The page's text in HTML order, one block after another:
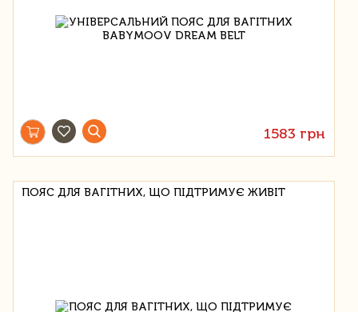
1583 грн
ПОЯС ДЛЯ ВАГІТНИХ, ЩО ПІДТРИМУЄ ЖИВІТ